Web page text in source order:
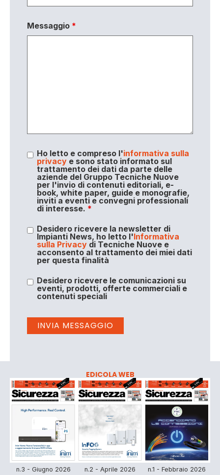
Messaggio *
Ho letto e compreso l'informativa sulla
privacye sono stato informato sul
trattamento dei dati da parte delle
aziende del Gruppo Tecniche Nuove
per l'invio di contenuti editoriali, e-
book, white paper, guide e monografie,
inviti a eventi e convegni professionali
di interesse. *
Desidero ricevere la newsletter di
Impianti News, ho letto l'Informativa
sulla Privacydi Tecniche Nuove e
acconsento al trattamento dei miei dati
per questa finalità
Desidero ricevere le comunicazioni su
eventi, prodotti, offerte commerciali e
contenuti speciali
EDICOLA WEB
n.3 - Giugno 2026 n.2 - Aprile 2026 n.1 - Febbraio 2026